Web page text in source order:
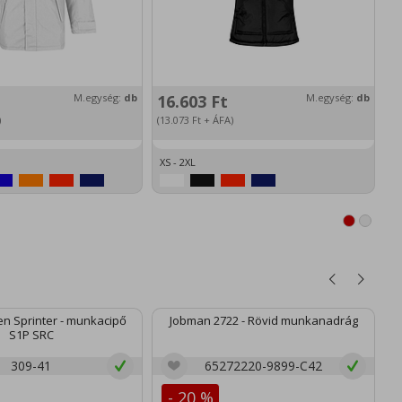
M.egység: db 16.603 Ft
(13.073 Ft + ÁFA)
M.egység: db
XS - 2XL
Sprinter - munkacipő
S1P SRC
309-41
Jobman 2722 - Rövid munkanadrág
65272220-9899-C42
- 20 %